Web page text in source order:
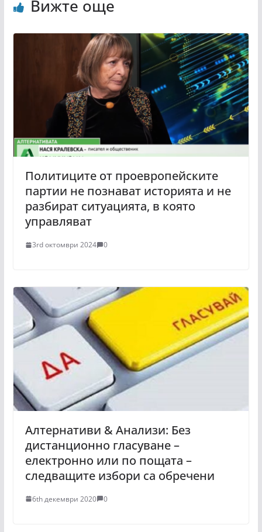
Вижте още
Политиците от проевропейските
партии не познават историята и не
разбират ситуацията, в която
управляват
3rd октомври 2024 0
Алтернативи & Анализи: Без
дистанционно гласуване –
електронно или по пощата –
следващите избори са обречени
6th декември 2020 0